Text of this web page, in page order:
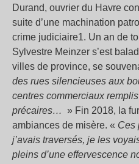
Durand, ouvrier du Havre
suite d’une machination
crime judiciaire1. Un an de
Sylvestre Meinzer s’est
villes de province, se
des rues silencieuses aux
centres commerciaux
précaires… » Fin 2018, la
ambiances de misère. « Ces
j’avais traversés, je les
pleins d’une effervescence